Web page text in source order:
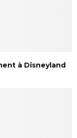
à Disneyland